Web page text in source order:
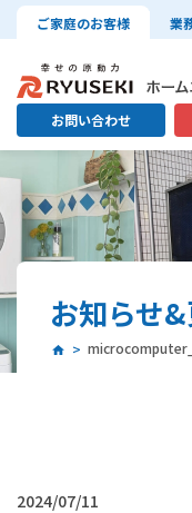
ご家庭のお客様 業
お問い合わせ
お知らせ
2024/07/11